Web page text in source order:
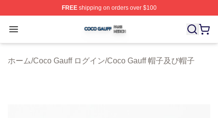
FREEshipping on orders over $100
Open menu
Coco Gauff Shop ⚡️ Officially Licensed Coco Gauff
ホーム/Coco Gauff ログイン/Coco Gauff 帽子及び帽子